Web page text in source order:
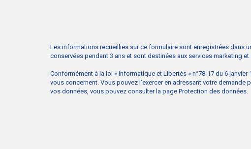
Les informations recueillies sur ce formulaire sont enregistrées dans
conservées pendant 3 ans et sont destinées aux services marketing
Conformément à la loi « Informatique et Libertés » n°78-17 du 6
vous concernent. Vous pouvez l’exercer en adressant votre demande
vos données, vous pouvez consulter la page Protection des données.